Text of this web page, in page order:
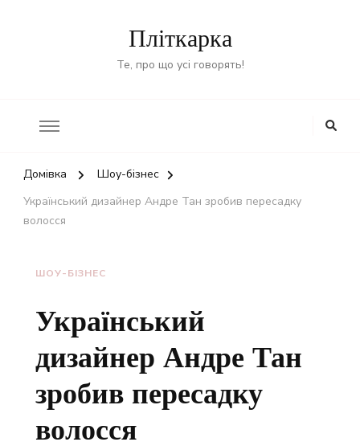
Пліткарка
Те, про що усі говорять!
Домівка
Шоу-бізнес
Український дизайнер Андре Тан зробив пересадку
волосся
ШОУ-БІЗНЕС
Український
дизайнер Андре Тан
зробив пересадку
волосся